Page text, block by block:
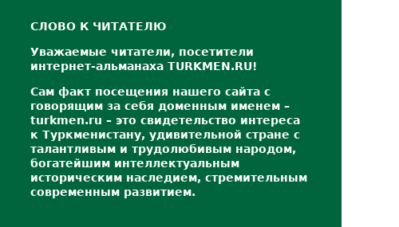
СЛОВО К ЧИТАТЕЛЮ
Уважаемые читатели, посетители
интернет-альманаха TURKMEN.RU!
Сам факт посещения нашего сайта с
говорящим за себя доменным именем –
turkmen.ru – это свидетельство интереса
к Туркменистану, удивительной стране с
талантливым и трудолюбивым народом,
богатейшим интеллектуальным
историческим наследием, стремительным
современным развитием.